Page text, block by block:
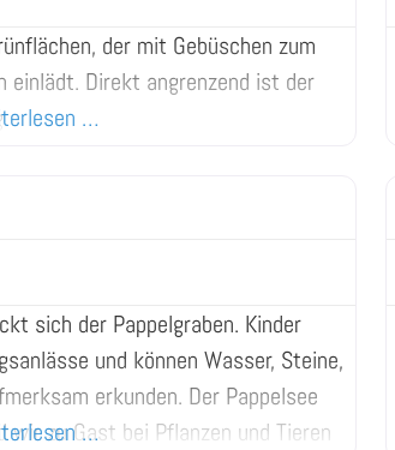
der mit Gebüschen zum
einlädt. Direkt angrenzend ist der
…
sich der Pappelgraben. Kinder
und können Wasser, Steine,
erkunden. Der Pappelsee
zu Gast bei Pflanzen und Tieren
…